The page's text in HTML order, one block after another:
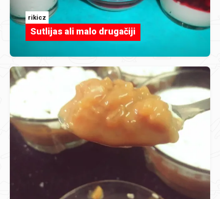
rikicz
Sutlijas ali malo drugačiji